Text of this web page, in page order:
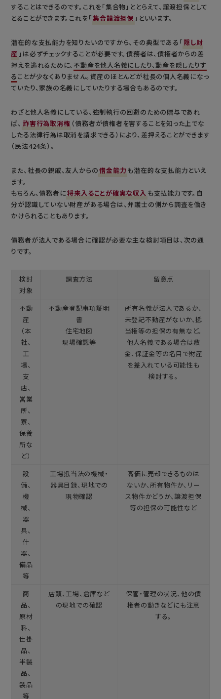
することはできるのです。これを「集合物」ととらえて、譲渡担保として
とることができます。これを「集合譲渡担保 」といいます。
潜在的な支払能力を知りたいのですから、その典型である「 隠し財
産 」は必ずチェックすることが必要です。債務者は、債権者からの差
押えを逃れるために、 不動産を他人名義にしたり、動産を隠したりす
ることが少なくありません。資産のほとんどが社長の個人名義になっ
ていたり、家族の名義にしていたりする場合もあるのです。
わざと他人名義にしている、強制執行の回避のための贈与であれ
ば、 詐害行為取消権 （債務者が債権者を害することを知った上でな
したる法律行為は取消を請求できる）により、差押えることができます
（民法424条）。
また、社長の親戚、友人からの借金能力 も潜在的な支払能力といえ
ます。
もちろん、債務者に将来入ることが確実な収入 も支払能力です。自
分が認識していない財産がある場合は、弁護士の側から調査を働き
かけられることもあります。
債務者が法人である場合に確認が必要な主な検討項目は、次の通
りです。
検討
対象
調査方法 留意点
不動
産
（本
社、
工
場、
支
店、
営業
所、
寮、
保養
所な
ど）
不動産登記事項証明
書
住宅地図
現場確認等
所有名義が法人であるか、
未登記不動産がないか、抵
当権等の担保の有無など。
他人名義である場合は敷
金、保証金等の名目で財産
を差入れている可能性も
検討する。
設
備、
機
械、
器
具、
什
器、
備品
等
工場抵当法の機械・
器具目録、現地での
現物確認
高価に売却できるものは
ないか、所有物件か、リー
ス物件かどうか、譲渡担保
等の担保の可能性など
商
品、
原材
料、
仕掛
品、
半製
品、
製品
等
店頭、工場、倉庫など
の現地での確認
保管・管理の状況、他の債
権者の動きなどにも注意
する。